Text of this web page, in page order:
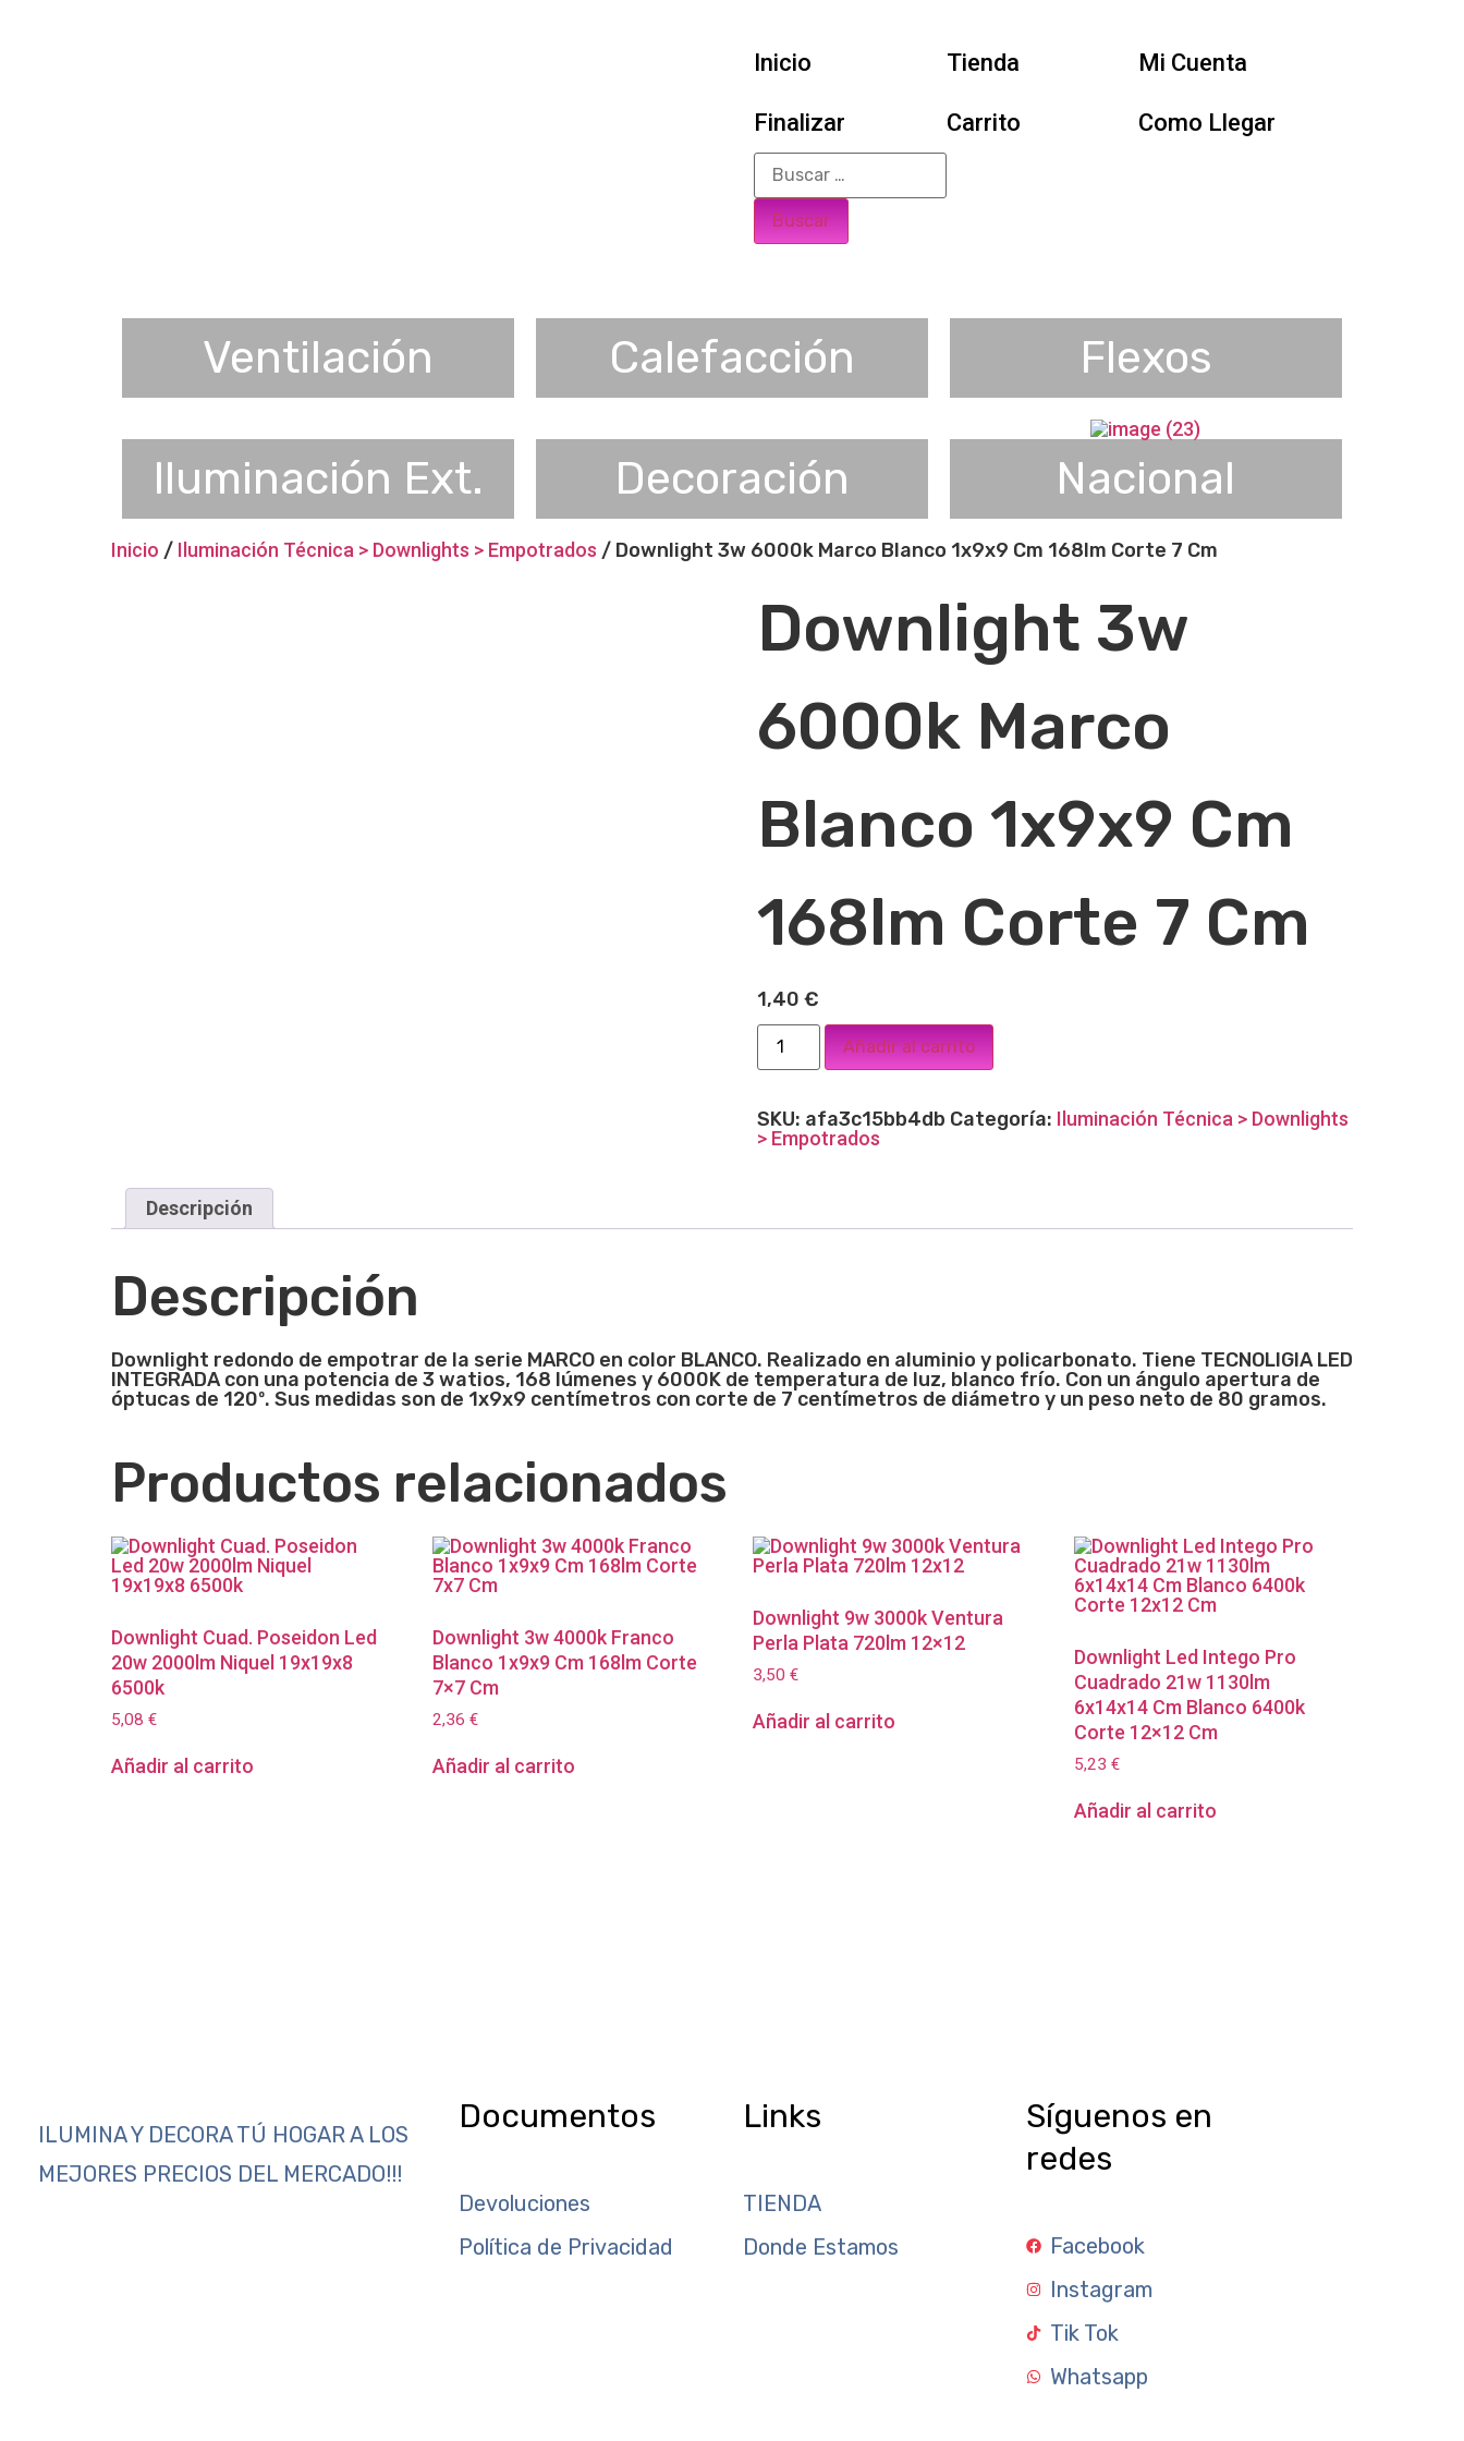
Inicio Tienda Mi Cuenta
Finalizar Carrito Como Llegar
Ventilación Calefacción Flexos
Iluminación Ext. Decoración Nacional
Inicio / Iluminación Técnica > Downlights > Empotrados / Downlight 3w 6000k Marco Blanco 1x9x9 Cm 168lm Corte 7 Cm
Downlight 3w
6000k Marco
Blanco 1x9x9 Cm
168lm Corte 7 Cm
1,40 €
Añadir al carrito
SKU: afa3c15bb4db Categoría: Iluminación Técnica > Downlights
> Empotrados
Descripción
Descripción
Downlight redondo de empotrar de la serie MARCO en color BLANCO. Realizado en aluminio y policarbonato. Tiene TECNOLIGIA LED
INTEGRADA con una potencia de 3 watios, 168 lúmenes y 6000K de temperatura de luz, blanco frío. Con un ángulo apertura de
óptucas de 120º. Sus medidas son de 1x9x9 centímetros con corte de 7 centímetros de diámetro y un peso neto de 80 gramos.
Productos relacionados
Downlight Cuad. Poseidon Led
20w 2000lm Niquel 19x19x8
6500k
5,08 €
Añadir al carrito
Downlight 3w 4000k Franco
Blanco 1x9x9 Cm 168lm Corte
7×7 Cm
2,36 €
Añadir al carrito
Downlight 9w 3000k Ventura
Perla Plata 720lm 12×12
3,50€
Añadir al carrito
Downlight Led Intego Pro
Cuadrado 21w 1130lm
6x14x14 Cm Blanco 6400k
Corte 12×12 Cm
5,23€
Añadir al carrito
ILUMINA Y DECORA TÚ HOGAR A LOS
MEJORES PRECIOS DEL MERCADO!!!
Documentos
Devoluciones
Política de Privacidad
Links
TIENDA
Donde Estamos
Síguenos en
redes
Facebook
Instagram
Tik Tok
Whatsapp